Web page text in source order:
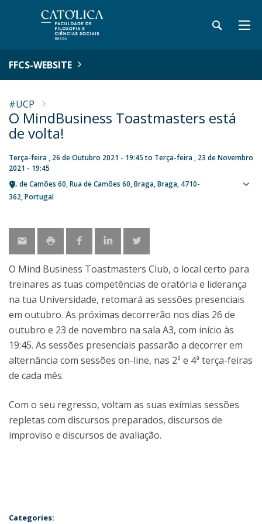
FFCS-WEBSITE
#UCP
O MindBusiness Toastmasters está
de volta!
Terça-feira , 26 de Outubro 2021 - 19:45to Terça-feira , 23 de Novembro
2021 - 19:45
R. de Camões 60 Rua de Camões 60 Braga Braga 4710-
362 Portugal
O Mind Business Toastmasters Club, o local certo para
treinares as tuas competências de oratória e liderança
na tua Universidade, retomará as sessões presenciais
em outubro. As próximas decorrerão nos dias 26 de
outubro e 23 de novembro na sala A3, com início às
19:45. As sessões presenciais passarão a decorrer em
alternância com sessões on-line, nas 2ª e 4ª terça-feiras
de cada mês.
Com o seu regresso, voltam as suas exímias sessões
repletas com discursos preparados, discursos de
improviso e discursos de avaliação.
Categories: